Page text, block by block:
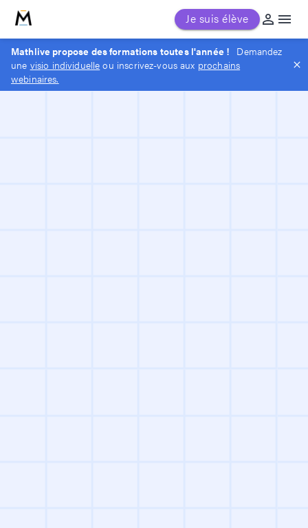
Je suis élève
Mathlive propose des formations toutes l'année ! Demandez
une visio individuelle ou inscrivez-vous aux prochains
webinaires.